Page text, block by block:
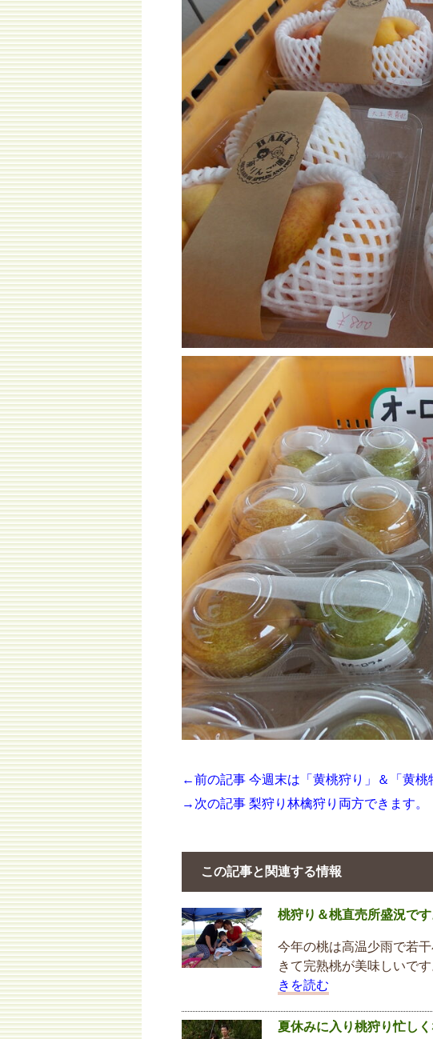
←前の記事 今週末は「黄桃狩り」＆「黄桃
→次の記事 梨狩り林檎狩り両方できます。
この記事と関連する情報
桃狩り＆桃直売所盛況です
今年の桃は高温少雨で若
きて完熟桃が美味しいで
きを読む
夏休みに入り桃狩り忙しく